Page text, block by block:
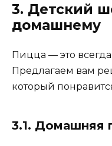
3. Детский
домашнему
Пицца — это
Предлагаем вам
который
3.1. Домашняя